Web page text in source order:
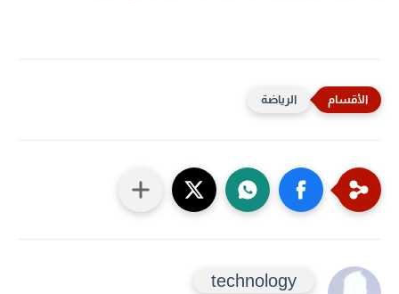
الرياضة
technology